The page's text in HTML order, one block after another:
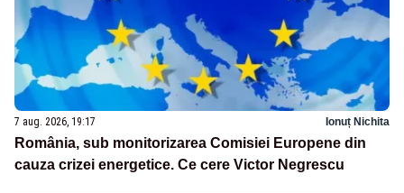
7 aug. 2026, 19:17 Ionuț Nichita
România, sub monitorizarea Comisiei Europene din
cauza crizei energetice. Ce cere Victor Negrescu